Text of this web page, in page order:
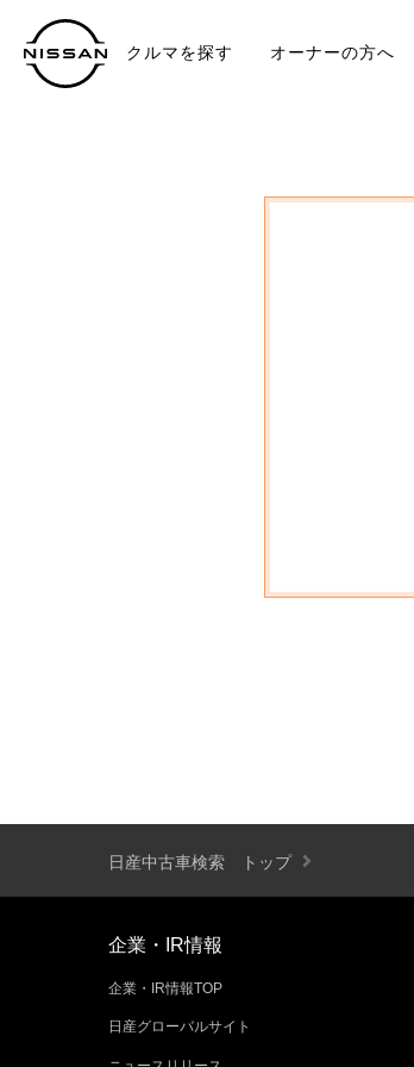
クルマを探す オーナーの方へ
日産中古車検索 トップ
企業・IR情報
企業・IR情報TOP
日産グローバルサイト